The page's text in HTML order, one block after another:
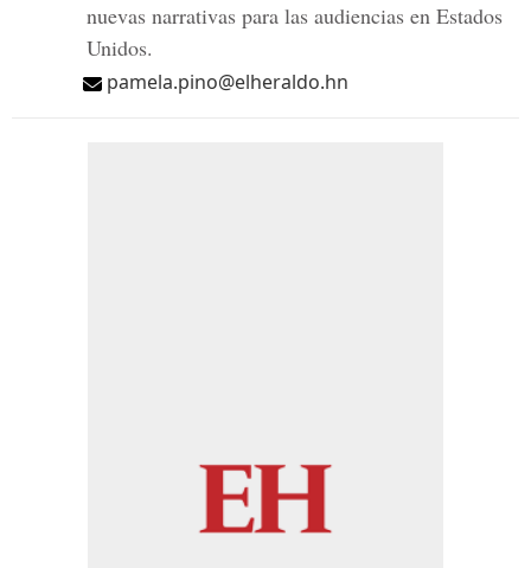
nuevas narrativas para las audiencias en Estados
Unidos.
pamela.pino@elheraldo.hn